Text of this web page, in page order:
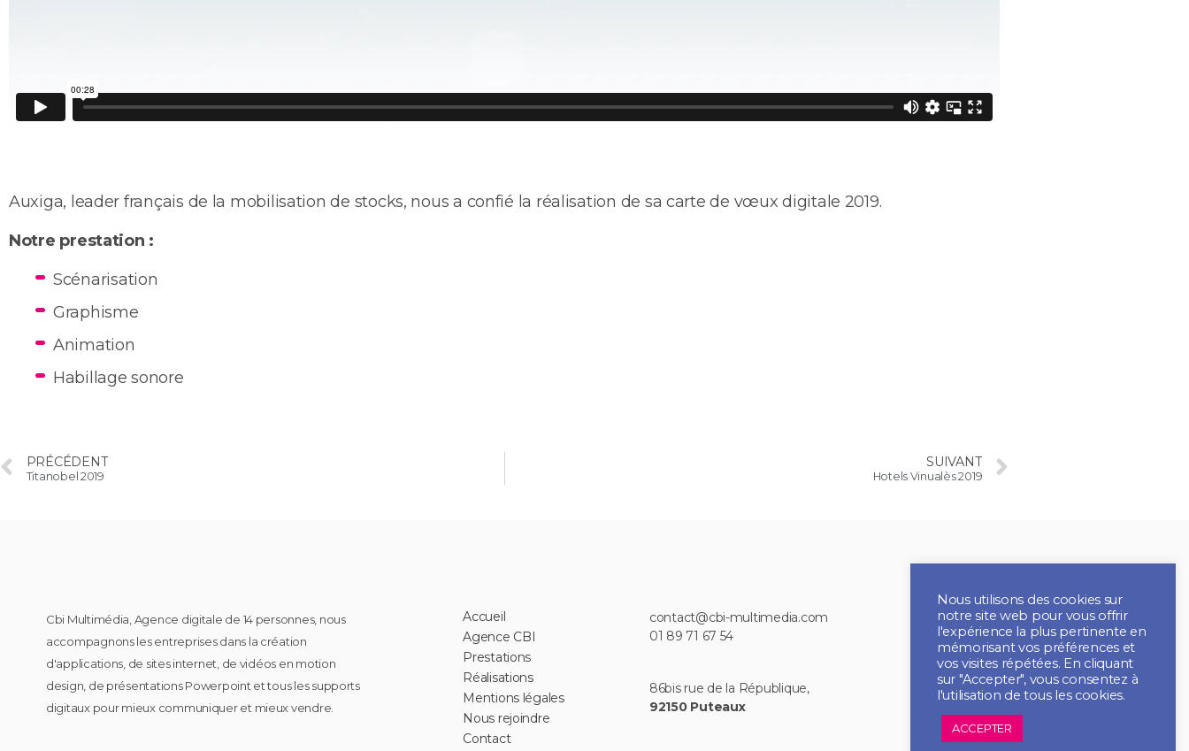
Auxiga, leader français de la mobilisation de stocks, nous a confié la réalisation de sa carte de vœux digitale 2019.
Notre prestation :
Scénarisation
Graphisme
Animation
Habillage sonore
PRÉCÉDENT
Titanobel 2019
SUIVANT
Hotels Vinualès 2019
Cbi Multimédia, Agence digitale de 14 personnes, nous
accompagnons les entreprises dans la création
d'applications, de sites internet, de vidéos en motion
design, de présentations Powerpoint et tous les supports
digitaux pour mieux communiquer et mieux vendre.
Accueil
Agence CBI
Prestations
Réalisations
Mentions légales
Nous rejoindre
Contact
contact@cbi-multimedia.com
01 89 71 67 54
86bis rue de la République,
92150 Puteaux
Nous utilisons des cookies sur
notre site web pour vous offrir
l'expérience la plus pertinente en
mémorisant vos préférences et
vos visites répétées. En cliquant
sur "Accepter", vous consentez à
l'utilisation de tous les cookies.
ACCEPTER